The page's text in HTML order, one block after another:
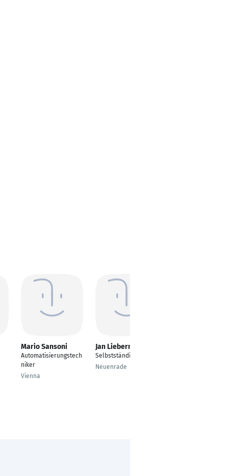
Mario Sansoni
Automatisierungstech
niker
Vienna
Jan Liebermann
Selbstständig
Neuenrade